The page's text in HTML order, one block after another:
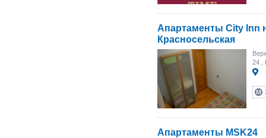
Апартаменты City Inn
Красносельская
24 ,
Апартаменты MSK24